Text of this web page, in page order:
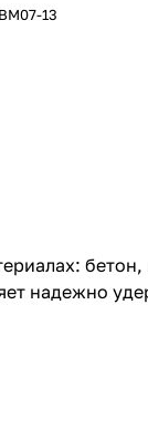
13
надежно